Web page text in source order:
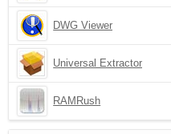
DWG Viewer
Universal Extractor
RAMRush